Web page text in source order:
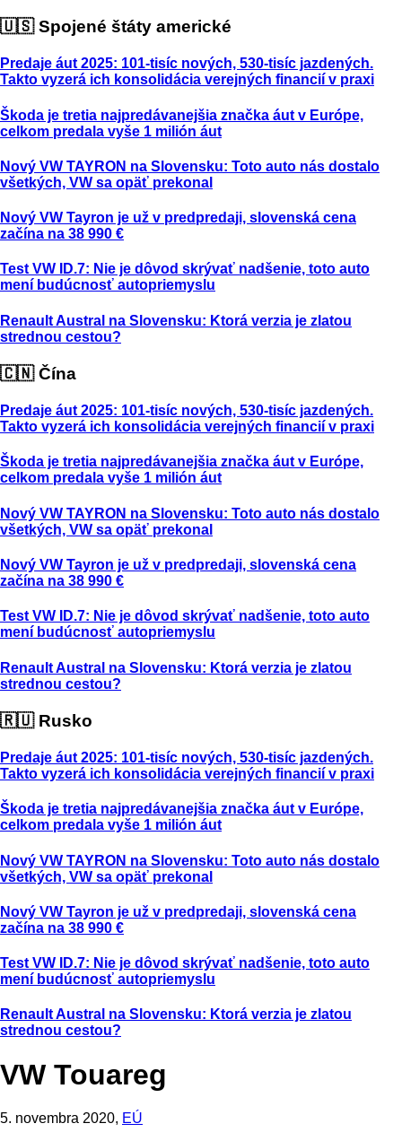
🇺🇸 Spojené štáty americké
Predaje áut 2025: 101-tisíc nových, 530-tisíc jazdených.
Takto vyzerá ich konsolidácia verejných financií v praxi
Škoda je tretia najpredávanejšia značka áut v Európe,
celkom predala vyše 1 milión áut
Nový VW TAYRON na Slovensku: Toto auto nás dostalo
všetkých, VW sa opäť prekonal
Nový VW Tayron je už v predpredaji, slovenská cena
začína na 38 990 €
Test VW ID.7: Nie je dôvod skrývať nadšenie, toto auto
mení budúcnosť autopriemyslu
Renault Austral na Slovensku: Ktorá verzia je zlatou
strednou cestou?
🇨🇳 Čína
Predaje áut 2025: 101-tisíc nových, 530-tisíc jazdených.
Takto vyzerá ich konsolidácia verejných financií v praxi
Škoda je tretia najpredávanejšia značka áut v Európe,
celkom predala vyše 1 milión áut
Nový VW TAYRON na Slovensku: Toto auto nás dostalo
všetkých, VW sa opäť prekonal
Nový VW Tayron je už v predpredaji, slovenská cena
začína na 38 990 €
Test VW ID.7: Nie je dôvod skrývať nadšenie, toto auto
mení budúcnosť autopriemyslu
Renault Austral na Slovensku: Ktorá verzia je zlatou
strednou cestou?
🇷🇺 Rusko
Predaje áut 2025: 101-tisíc nových, 530-tisíc jazdených.
Takto vyzerá ich konsolidácia verejných financií v praxi
Škoda je tretia najpredávanejšia značka áut v Európe,
celkom predala vyše 1 milión áut
Nový VW TAYRON na Slovensku: Toto auto nás dostalo
všetkých, VW sa opäť prekonal
Nový VW Tayron je už v predpredaji, slovenská cena
začína na 38 990 €
Test VW ID.7: Nie je dôvod skrývať nadšenie, toto auto
mení budúcnosť autopriemyslu
Renault Austral na Slovensku: Ktorá verzia je zlatou
strednou cestou?
VW Touareg
5. novembra 2020, EÚ